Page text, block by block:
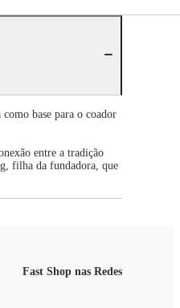
base para o coador
entre a tradição
filha da fundadora, que
Fast Shop nas Redes